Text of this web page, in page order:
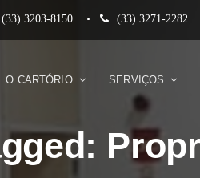
(33) 3203-8150 (33) 3271-2282
O CARTÓRIO SERVIÇOS